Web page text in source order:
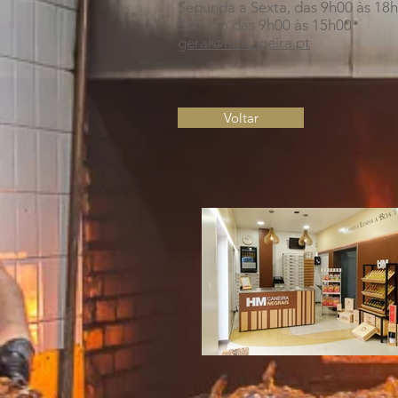
Segunda a Sexta, das 9h00 às
Sábado das 9h00 às 15h00
geral@hmcaneira.pt
Voltar